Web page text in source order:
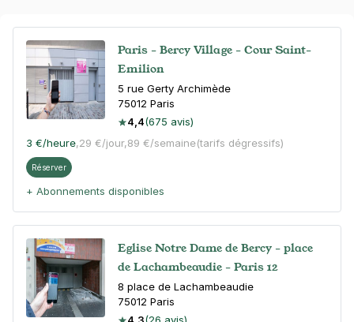
Paris - Bercy Village - Cour Saint-
Emilion
5 rue Gerty Archimède
75012 Paris
4,4(675 avis)
3 €/heure,29 €/jour,89 €/semaine(tarifs dégressifs)
Réserver
+ Abonnements disponibles
Eglise Notre Dame de Bercy - place
de Lachambeaudie - Paris 12
8 place de Lachambeaudie
75012 Paris